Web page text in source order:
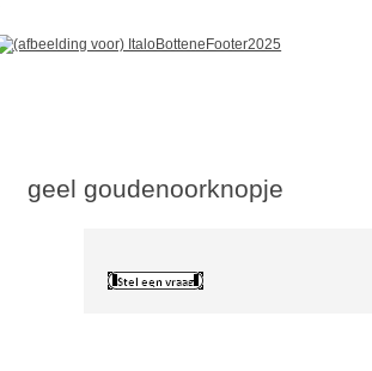
geel goudenoorknopje